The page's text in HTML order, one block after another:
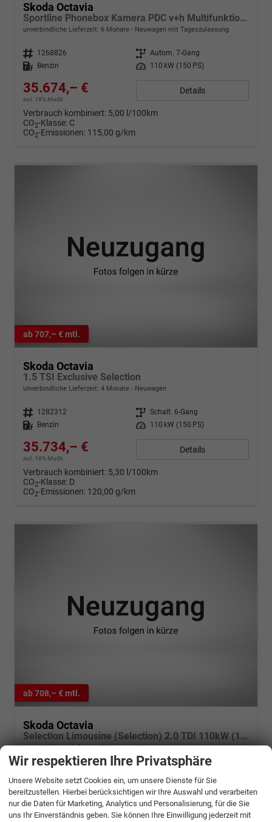
Skoda Octavia
Sportline Phonebox Kamera PDC v+h Multifunktionslederlenkrad Sunset KESSY Sitzheizung
unverbindliche Lieferzeit: 6 Monate Neuwagen mit Tageszulassung
Fahrzeugnr. 1268826 Getriebe Autom. 7-Gang
Kraftstoff
Benzin Leistung 110 kW (150 PS)
35.674,– €
incl. 19% MwSt.
Details
Verbrauch kombiniert: 5,00 l/100km
CO2-Klasse: C
CO2-Emissionen: 115,00 g/km
ab 707,– € mtl.
Skoda Octavia
1.5 TSI Exclusive Selection
unverbindliche Lieferzeit: 4 Monate Neuwagen
Fahrzeugnr. 1282312 Getriebe Schalt. 6-Gang
Kraftstoff
Benzin Leistung 110 kW (150 PS)
35.734,– €
incl. 19% MwSt.
Details
Verbrauch kombiniert: 5,30 l/100km
CO2-Klasse: D
CO2-Emissionen: 120,00 g/km
ab 708,– € mtl.
Skoda Octavia
Selection Limousine (Selection) 2.0 TDI 110kW (150 PS) 7-Gang DSG
unverbindliche Lieferzeit:6 Wochen Neuwagen
Kraftstoff Diesel Außenfarbe
Leistung
110 kW (150 PS)
35.779,– €
Wir respektieren Ihre Privatsphäre
Unsere Website setzt Cookies ein, um unsere Dienste für Sie
bereitzustellen. Hierbei berücksichtigen wir Ihre Auswahl und verarbeiten
nur die Daten für Marketing, Analytics und Personalisierung, für die Sie
uns Ihr Einverständnis geben. Sie können Ihre Einwilligung jederzeit mit